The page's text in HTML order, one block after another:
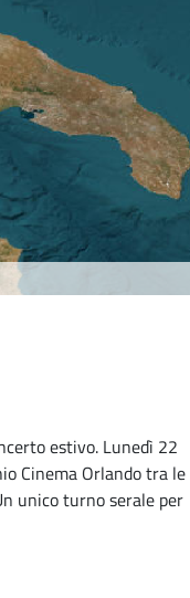
estivo. Lunedì 22
Cinema Orlando tra le
unico turno serale per